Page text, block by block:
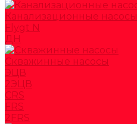
Канализационные насосы
Flygt N
ДН
Скважинные насосы
ЭЦВ
2ЭЦВ
CRS
FRS
2FRS